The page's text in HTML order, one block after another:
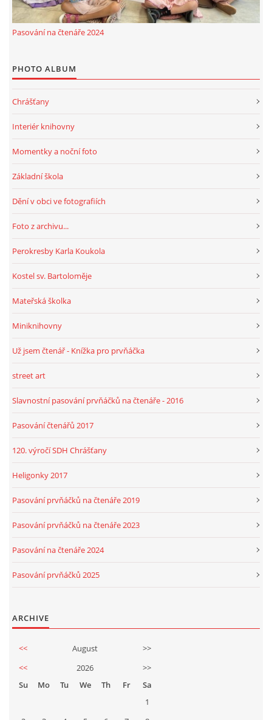
Pasování na čtenáře 2024
PHOTO ALBUM
Chrášťany
Interiér knihovny
Momentky a noční foto
Základní škola
Dění v obci ve fotografiích
Foto z archivu...
Perokresby Karla Koukola
Kostel sv. Bartoloměje
Mateřská školka
Miniknihovny
Už jsem čtenář - Knížka pro prvňáčka
street art
Slavnostní pasování prvňáčků na čtenáře - 2016
Pasování čtenářů 2017
120. výročí SDH Chrášťany
Heligonky 2017
Pasování prvňáčků na čtenáře 2019
Pasování prvňáčků na čtenáře 2023
Pasování na čtenáře 2024
Pasování prvňáčků 2025
ARCHIVE
<< August
>>
<<
2026
>>
Su
Mo Tu We Th Fr
Sa
1